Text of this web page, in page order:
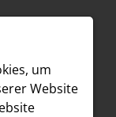
um
Website